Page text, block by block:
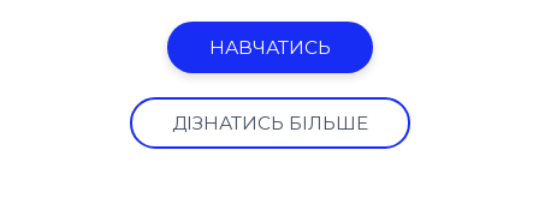
НАВЧАТИСЬ
ДІЗНАТИСЬ БІЛЬШЕ